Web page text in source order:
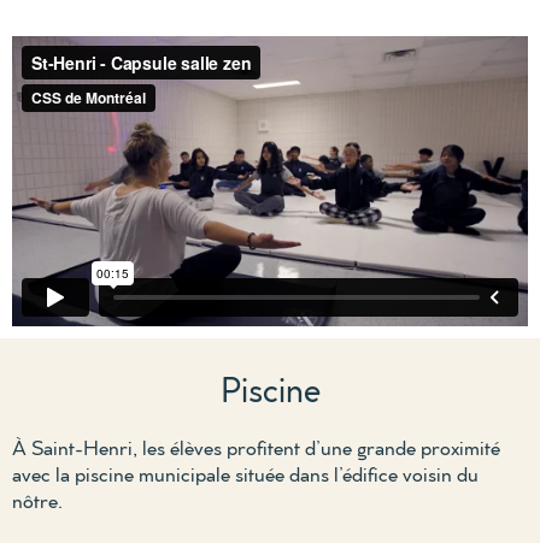
Piscine
À Saint-Henri, lesélèves profitent d’une grande proximité
avec la piscine municipalesituéedans l’édifice voisin du
nôtre.